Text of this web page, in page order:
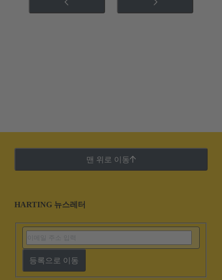
맨 위로 이동
HARTING 뉴스레터
등록으로 이동